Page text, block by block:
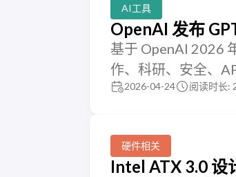
AI工具
OpenAI 发布
基于 OpenAI 2026
作、科研、安全、
2026-04-24 阅读时长:
硬件相关
Intel ATX 3.0 设